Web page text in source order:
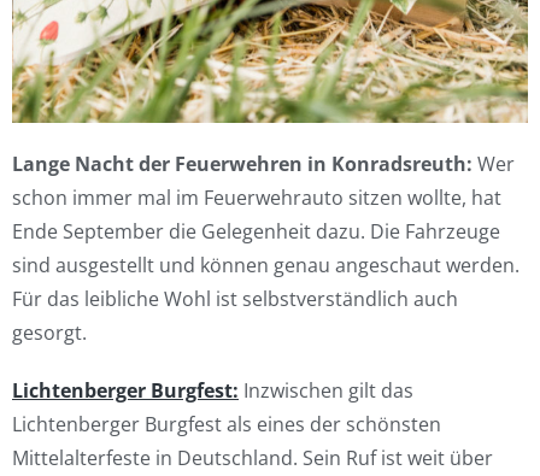
Lange Nacht der Feuerwehren in Konradsreuth: Wer
schon immer mal im Feuerwehrauto sitzen wollte, hat
Ende September die Gelegenheit dazu. Die Fahrzeuge
sind ausgestellt und können genau angeschaut werden.
Für das leibliche Wohl ist selbstverständlich auch
gesorgt.
Lichtenberger Burgfest: Inzwischen gilt das
Lichtenberger Burgfest als eines der schönsten
Mittelalterfeste in Deutschland. Sein Ruf ist weit über